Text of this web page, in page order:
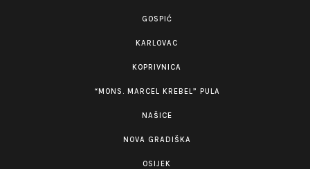
GOSPIĆ
KARLOVAC
KOPRIVNICA
“MONS. MARCEL KREBEL” PULA
NAŠICE
NOVA GRADIŠKA
OSIJEK